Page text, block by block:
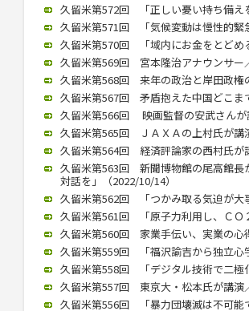
久留米第572回 「正しい憂い持ち備え
久留米第571回 「気候変動は慢性的緊
久留米第570回 「域内にお金をとどめ
久留米第569回 宮本隆治アナウンサー
久留米第568回 来年の政治と岸田政権
久留米第567回 矛盾抱えた中国どこま
久留米第566回 映画監督の安武さんが
久留米第565回 ＪＡＸＡの上村氏が講
久留米第564回 経済評論家の西村氏
久留米第563回 新聞博物館の尾高館長
対話を」（2022/10/14）
久留米第562回 「つかみ取る気迫が大
久留米第561回 「原子力利用し、ＣＯ
久留米第560回 家業手伝い、実業の心
久留米第559回 「福沢諭吉から独立心
久留米第558回 「デジタル技術で二極
久留米第557回 東京大・松本氏が講演
久留米第556回 「暴力団壊滅は不可能